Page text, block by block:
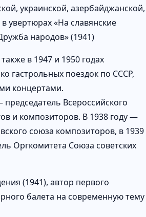
украинской, азербайджанской,
увертюрах «На славянские
народов» (1941)
в 1947 и 1950 годах
гастрольных поездок по СССР,
концертами.
Всероссийского
и композиторов. В 1938 году —
союза композиторов, в 1939
Оргкомитета Союза советских
(1941), автор первого
балета на современную тему